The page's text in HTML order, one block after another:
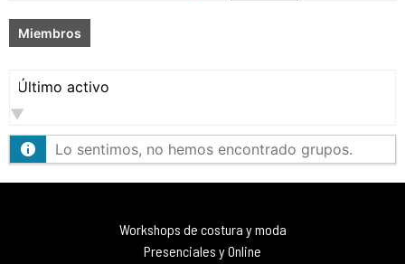
Miembros
Ordenar
por:
Lo sentimos, no hemos encontrado grupos.
Workshops de costura y moda
Presenciales y Online